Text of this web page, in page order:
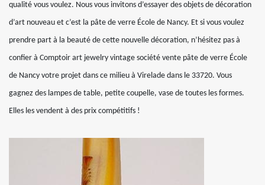
qualité vous voulez. Nous vous invitons d’essayer des objets de décoration
d’art nouveau et c’est la pâte de verre École de Nancy. Et si vous voulez
prendre part à la beauté de cette nouvelle décoration, n’hésitez pas à
confier à Comptoir art jewelry vintage société vente pâte de verre École
de Nancy votre projet dans ce milieu à Virelade dans le 33720. Vous
gagnez des lampes de table, petite coupelle, vase de toutes les formes.
Elles les vendent à des prix compétitifs !